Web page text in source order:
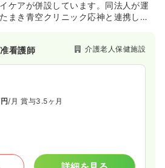
ケアが併設しています。同法人が運
まき青空クリニック応神と連携し、
看護師 介護老人保健施設
/月 賞与3.5ヶ月